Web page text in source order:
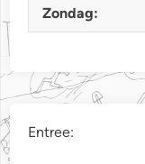
Zondag:
Entree: